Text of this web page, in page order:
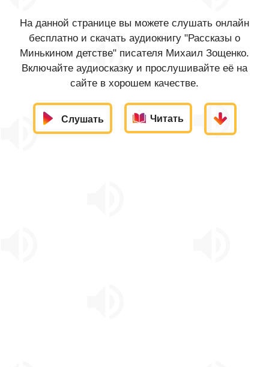
На данной странице вы можете слушать онлайн
бесплатно и скачать аудиокнигу "Рассказы о
Минькином детстве" писателя Михаил Зощенко.
Включайте аудиосказку и прослушивайте её на
сайте в хорошем качестве.
Слушать Читать